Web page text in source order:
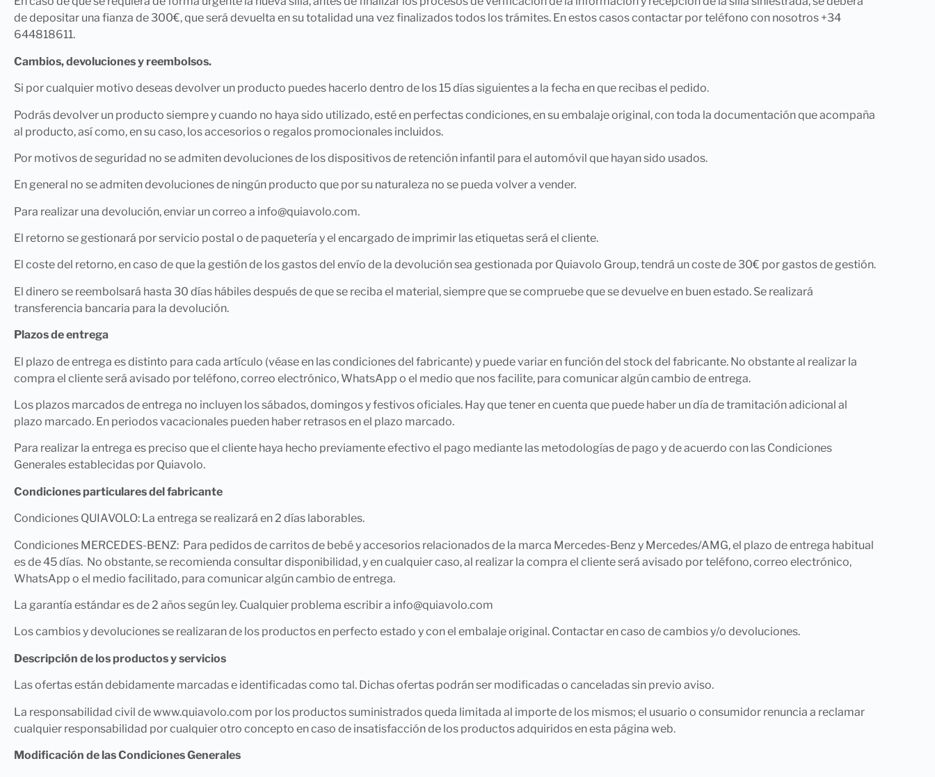
de depositar una fianza de 300€, que será devuelta en su totalidad una vez finalizados todos los trámites. En estos casos contactar por teléfono con nosotros +34
644818611.
Cambios, devoluciones y reembolsos.
Si por cualquier motivo deseas devolver un producto puedes hacerlo dentro de los 15 días siguientes a la fecha en que recibas el pedido.
Podrás devolver un producto siempre y cuando no haya sido utilizado, esté en perfectas condiciones, en su embalaje original, con toda la documentación que acompaña
al producto, así como, en su caso, los accesorios o regalos promocionales incluidos.
Por motivos de seguridad no se admiten devoluciones de los dispositivos de retención infantil para el automóvil que hayan sido usados.
En general no se admiten devoluciones de ningún producto que por su naturaleza no se pueda volver a vender.
Para realizar una devolución, enviar un correo a info@quiavolo.com.
El retorno se gestionará por servicio postal o de paquetería y el encargado de imprimir las etiquetas será el cliente.
El coste del retorno, en caso de que la gestión de los gastos del envío de la devolución sea gestionada por Quiavolo Group, tendrá un coste de 30€ por gastos de gestión.
El dinero se reembolsará hasta 30 días hábiles después de que se reciba el material, siempre que se compruebe que se devuelve en buen estado. Se realizará
transferencia bancaria para la devolución.
Plazos de entrega
El plazo de entrega es distinto para cada artículo (véase en las condiciones del fabricante) y puede variar en función del stock del fabricante. No obstante al realizar la
compra el cliente será avisado por teléfono, correo electrónico, WhatsApp o el medio que nos facilite, para comunicar algún cambio de entrega.
Los plazos marcados de entrega no incluyen los sábados, domingos y festivos oficiales. Hay que tener en cuenta que puede haber un día de tramitación adicional al
plazo marcado. En periodos vacacionales pueden haber retrasos en el plazo marcado.
Para realizar la entrega es preciso que el cliente haya hecho previamente efectivo el pago mediante las metodologías de pago y de acuerdo con las Condiciones
Generales establecidas por Quiavolo.
Condiciones particulares del fabricante
Condiciones QUIAVOLO: La entrega se realizará en 2 días laborables.
Condiciones MERCEDES-BENZ: Para pedidos de carritos de bebé y accesorios relacionados de la marca Mercedes-Benz y Mercedes/AMG, el plazo de entrega habitual
es de 45 días. No obstante, se recomienda consultar disponibilidad, y en cualquier caso, al realizar la compra el cliente será avisado por teléfono, correo electrónico,
WhatsApp o el medio facilitado, para comunicar algún cambio de entrega.
La garantía estándar es de 2 años según ley. Cualquier problema escribir a info@quiavolo.com
Los cambios y devoluciones se realizaran de los productos en perfecto estado y con el embalaje original. Contactar en caso de cambios y/o devoluciones.
Descripción de los productos y servicios
Las ofertas están debidamente marcadas e identificadas como tal. Dichas ofertas podrán ser modificadas o canceladas sin previo aviso.
La responsabilidad civil de www.quiavolo.com por los productos suministrados queda limitada al importe de los mismos; el usuario o consumidor renuncia a reclamar
cualquier responsabilidad por cualquier otro concepto en caso de insatisfacción de los productos adquiridos en esta página web.
Modificación de las Condiciones Generales